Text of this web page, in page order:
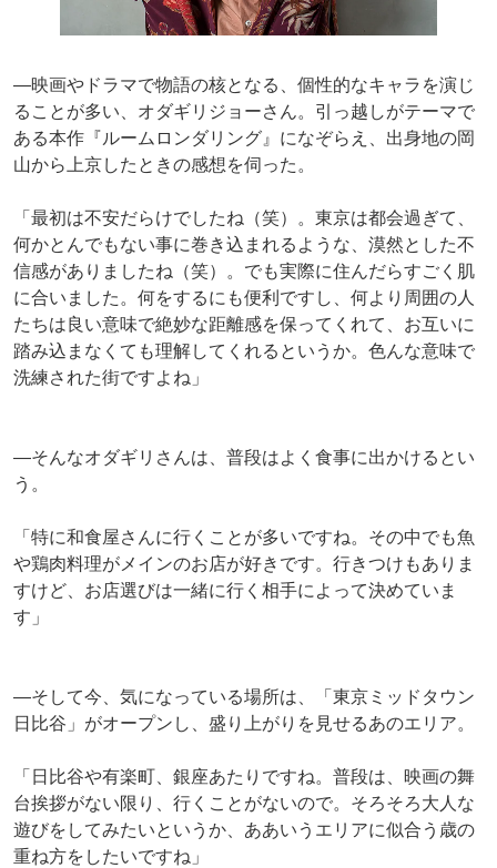
―映画やドラマで物語の核となる、個性的なキャラを演じ
ることが多い、オダギリジョーさん。引っ越しがテーマで
ある本作『ルームロンダリング』になぞらえ、出身地の岡
山から上京したときの感想を伺った。
「最初は不安だらけでしたね（笑）。東京は都会過ぎて、
何かとんでもない事に巻き込まれるような、漠然とした不
信感がありましたね（笑）。でも実際に住んだらすごく肌
に合いました。何をするにも便利ですし、何より周囲の人
たちは良い意味で絶妙な距離感を保ってくれて、お互いに
踏み込まなくても理解してくれるというか。色んな意味で
洗練された街ですよね」
―そんなオダギリさんは、普段はよく食事に出かけるとい
う。
「特に和食屋さんに行くことが多いですね。その中でも魚
や鶏肉料理がメインのお店が好きです。行きつけもありま
すけど、お店選びは一緒に行く相手によって決めていま
す」
―そして今、気になっている場所は、「東京ミッドタウン
日比谷」がオープンし、盛り上がりを見せるあのエリア。
「日比谷や有楽町、銀座あたりですね。普段は、映画の舞
台挨拶がない限り、行くことがないので。そろそろ大人な
遊びをしてみたいというか、ああいうエリアに似合う歳の
重ね方をしたいですね」